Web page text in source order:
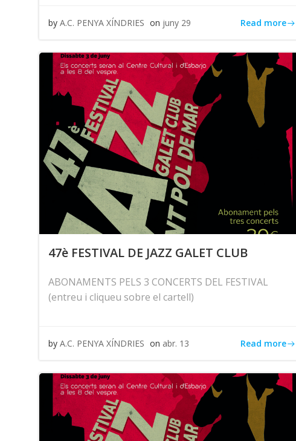
by A.C. PENYA XÍNDRIES on juny 29 Read more
47è FESTIVAL DE JAZZ GALET CLUB
ABONAMENTS PELS 3 CONCERTS DEL FESTIVAL
(entreu i cliqueu sobre el cartell)
by A.C. PENYA XÍNDRIES on abr. 13 Read more